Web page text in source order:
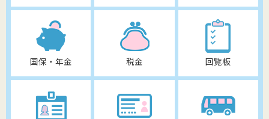
国保・年金 税金 回覧板